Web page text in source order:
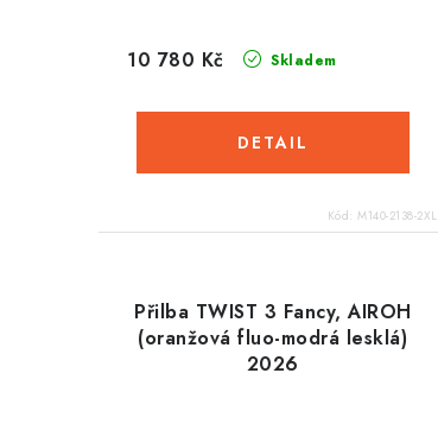
Skladem
10 780 Kč
Kód: M140-2138-2XL
Přilba TWIST 3 Fancy, AIROH
(oranžová fluo-modrá lesklá)
2026